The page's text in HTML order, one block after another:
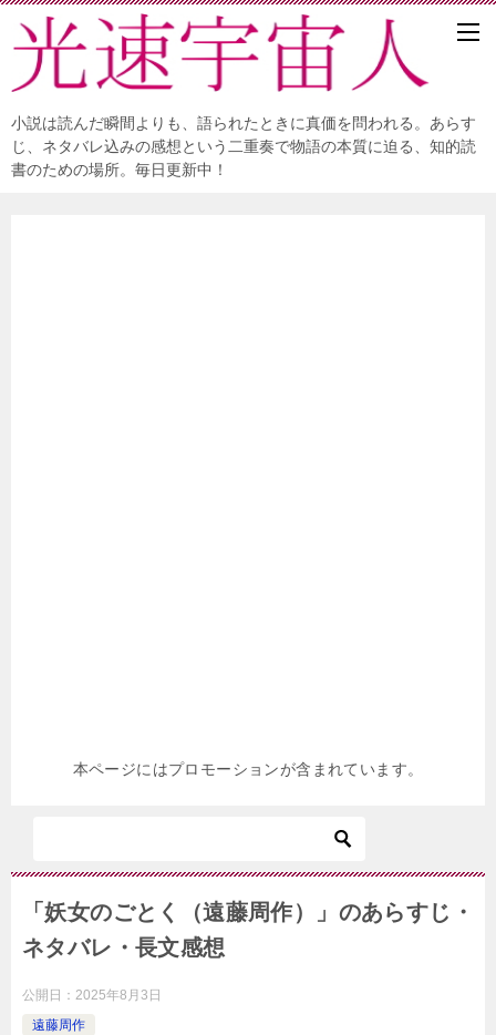
小説は読んだ瞬間よりも、語られたときに真価を問われる。あらす
じ、ネタバレ込みの感想という二重奏で物語の本質に迫る、知的読
書のための場所。毎日更新中！
本ページにはプロモーションが含まれています。
「妖女のごとく（遠藤周作）」のあらすじ・
ネタバレ・長文感想
公開日： 2025年8月3日
遠藤周作